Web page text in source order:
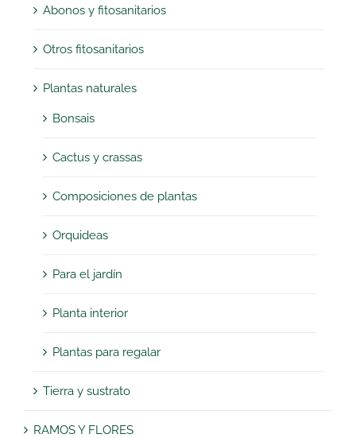
Abonos y fitosanitarios
Otros fitosanitarios
Plantas naturales
Bonsais
Cactus y crassas
Composiciones de plantas
Orquideas
Para el jardín
Planta interior
Plantas para regalar
Tierra y sustrato
RAMOS Y FLORES